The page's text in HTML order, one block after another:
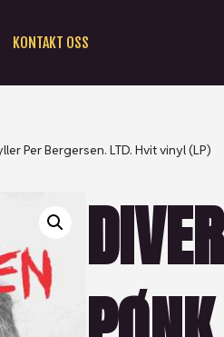
KONTAKT OSS
Per Bergersen. LTD. Hvit vinyl (LP)